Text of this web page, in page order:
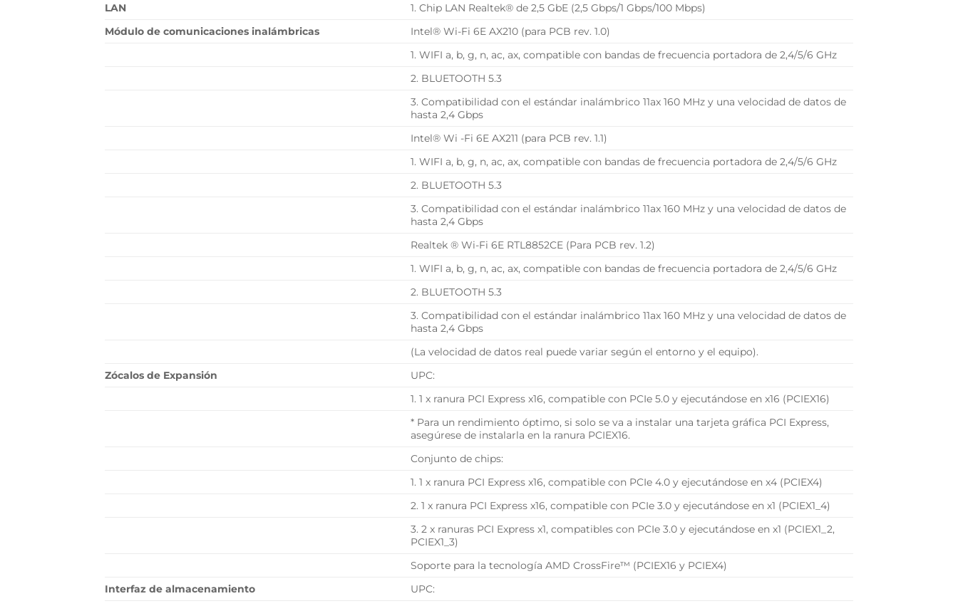
LAN
1. Chip LAN Realtek® de 2,5 GbE (2,5 Gbps/1 Gbps/100 Mbps)
Módulo de comunicaciones inalámbricas
Intel® Wi-Fi 6E AX210 (para PCB rev. 1.0)
1. WIFI a, b, g, n, ac, ax, compatible con bandas de frecuencia portadora de 2,4/5/6 GHz
2. BLUETOOTH 5.3
3. Compatibilidad con el estándar inalámbrico 11ax 160 MHz y una velocidad de datos de
hasta 2,4 Gbps
Intel® Wi -Fi 6E AX211 (para PCB rev. 1.1)
1. WIFI a, b, g, n, ac, ax, compatible con bandas de frecuencia portadora de 2,4/5/6 GHz
2. BLUETOOTH 5.3
3. Compatibilidad con el estándar inalámbrico 11ax 160 MHz y una velocidad de datos de
hasta 2,4 Gbps
Realtek ® Wi-Fi 6E RTL8852CE (Para PCB rev. 1.2)
1. WIFI a, b, g, n, ac, ax, compatible con bandas de frecuencia portadora de 2,4/5/6 GHz
2. BLUETOOTH 5.3
3. Compatibilidad con el estándar inalámbrico 11ax 160 MHz y una velocidad de datos de
hasta 2,4 Gbps
(La velocidad de datos real puede variar según el entorno y el equipo).
Zócalos de Expansión
UPC:
1. 1 x ranura PCI Express x16, compatible con PCIe 5.0 y ejecutándose en x16 (PCIEX16)
* Para un rendimiento óptimo, si solo se va a instalar una tarjeta gráfica PCI Express,
asegúrese de instalarla en la ranura PCIEX16.
Conjunto de chips:
1. 1 x ranura PCI Express x16, compatible con PCIe 4.0 y ejecutándose en x4 (PCIEX4)
2. 1 x ranura PCI Express x16, compatible con PCIe 3.0 y ejecutándose en x1 (PCIEX1_4)
3. 2 x ranuras PCI Express x1, compatibles con PCIe 3.0 y ejecutándose en x1 (PCIEX1_2,
PCIEX1_3)
Soporte para la tecnología AMD CrossFire™ (PCIEX16 y PCIEX4)
Interfaz de almacenamiento
UPC: